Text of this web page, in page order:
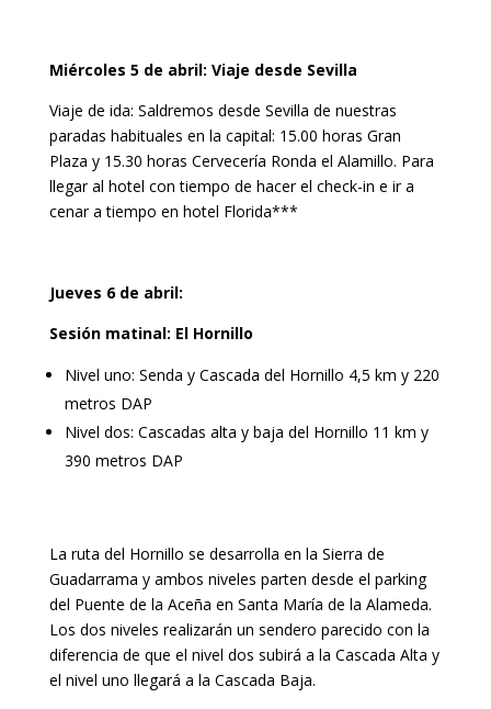
Miércoles 5 de abril: Viaje desde Sevilla
Viaje de ida: Saldremos desde Sevilla de nuestras
paradas habituales en la capital: 15.00 horas Gran
Plaza y 15.30 horas Cervecería Ronda el Alamillo. Para
llegar al hotel con tiempo de hacer el check-in e ir a
cenar a tiempo en hotel Florida***
Jueves 6 de abril:
Sesión matinal: El Hornillo
Nivel uno: Senda y Cascada del Hornillo 4,5 km y 220
metros DAP
Nivel dos: Cascadas alta y baja del Hornillo 11 km y
390 metros DAP
La ruta del Hornillo se desarrolla en la Sierra de
Guadarrama y ambos niveles parten desde el parking
del Puente de la Aceña en Santa María de la Alameda.
Los dos niveles realizarán un sendero parecido con la
diferencia de que el nivel dos subirá a la Cascada Alta y
el nivel uno llegará a la Cascada Baja.